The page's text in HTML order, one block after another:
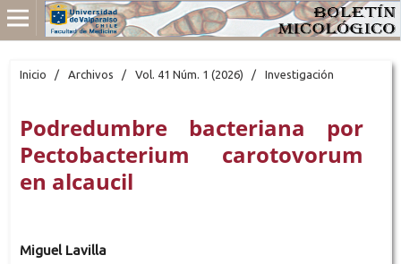
Inicio / Archivos / Vol. 41 Núm. 1 (2026) / Investigación
Podredumbre bacteriana por
Pectobacterium carotovorum
en alcaucil
Miguel Lavilla